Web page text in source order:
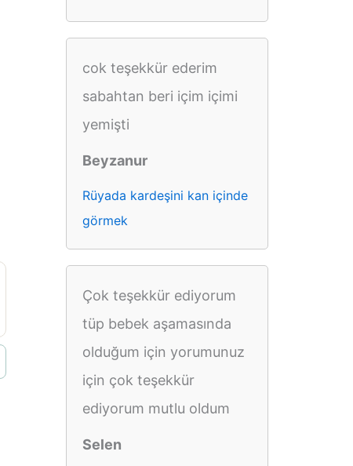
cok teşekkür ederim
sabahtan beri içim içimi
yemişti
Beyzanur
Rüyada kardeşini kan içinde
görmek
Çok teşekkür ediyorum
tüp bebek aşamasında
olduğum için yorumunuz
için çok teşekkür
ediyorum mutlu oldum
Selen